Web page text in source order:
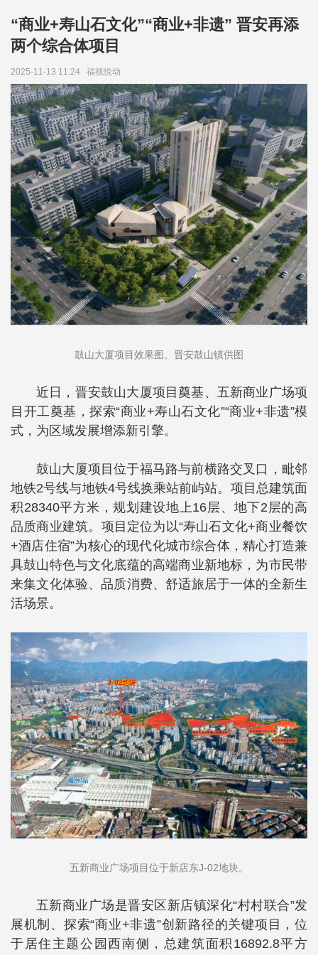
“商业+寿山石文化”“商业+非遗” 晋安再添
两个综合体项目
2025-11-13 11:24 福视悦动
鼓山大厦项目效果图。晋安鼓山镇供图
近日，晋安鼓山大厦项目奠基、五新商业广场项
目开工奠基，探索“商业+寿山石文化”“商业+非遗”模
式，为区域发展增添新引擎。
鼓山大厦项目位于福马路与前横路交叉口，毗邻
地铁2号线与地铁4号线换乘站前屿站。项目总建筑面
积28340平方米，规划建设地上16层、地下2层的高
品质商业建筑。项目定位为以“寿山石文化+商业餐饮
+酒店住宿”为核心的现代化城市综合体，精心打造兼
具鼓山特色与文化底蕴的高端商业新地标，为市民带
来集文化体验、品质消费、舒适旅居于一体的全新生
活场景。
五新商业广场项目位于新店东J-02地块。
五新商业广场是晋安区新店镇深化“村村联合”发
展机制、探索“商业+非遗”创新路径的关键项目，位
于居住主题公园西南侧，总建筑面积16892.8平方